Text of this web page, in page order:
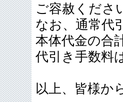
ご容赦くださ
なお、通常代
本体代金の合
代引き手数料
以上、皆様か